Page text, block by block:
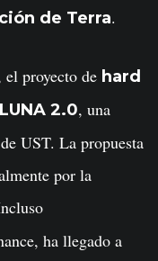
de Terra.
el proyecto de hard
LUNA 2.0, una
UST. La propuesta
por la
ha llegado a